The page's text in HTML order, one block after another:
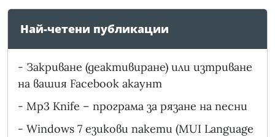
Най-четени публикации
- Закриване (деактивиране) или изтриване
на вашия Facebook акаунт
- Mp3 Knife – програма за рязане на песни
- Windows 7 езикови пакети (MUI Language